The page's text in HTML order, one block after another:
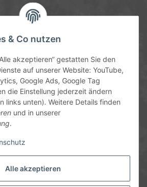
Alle akzeptieren
& Co nutzen
akzeptieren“ gestatten Sie den
auf unserer Website: YouTube,
Google Ads, Google Tag
die Einstellung jederzeit ändern
links unten). Weitere Details finden
und in unserer
.
| 13:00-17:00 Uhr
11-13